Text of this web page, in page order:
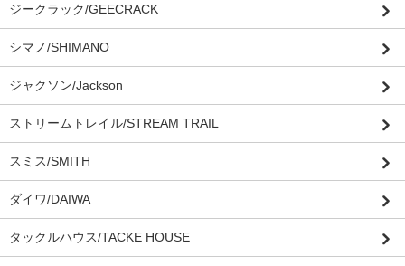
ジークラック/GEECRACK
シマノ/SHIMANO
ジャクソン/Jackson
ストリームトレイル/STREAM TRAIL
スミス/SMITH
ダイワ/DAIWA
タックルハウス/TACKE HOUSE